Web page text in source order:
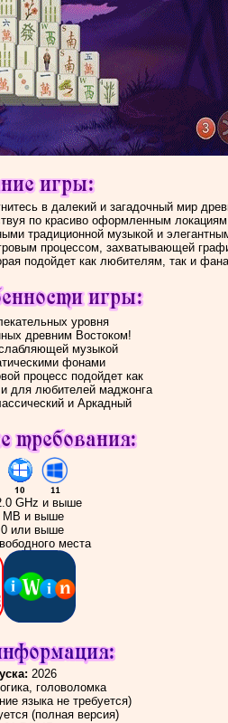
в далекий и загадочный мир
по красиво оформленным
традиционной музыкой и
процессом, захватывающей
подойдет как любителям, так и
уровня
древним Востоком!
музыкой
фонами
процесс подойдет как
для любителей маджонга
и Аркадный
GHz и выше
MB и выше
или выше
места
2026
головоломка
языка не требуется)
(полная версия)